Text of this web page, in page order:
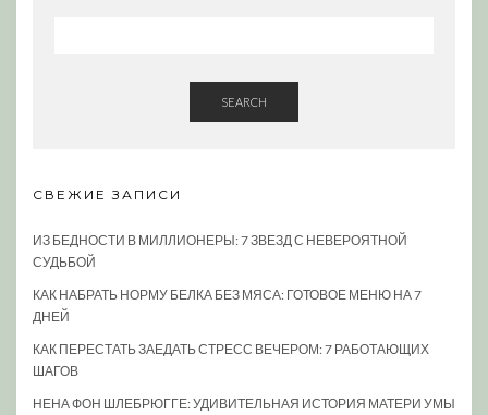
SEARCH
СВЕЖИЕ ЗАПИСИ
ИЗ БЕДНОСТИ В МИЛЛИОНЕРЫ: 7 ЗВЕЗД С НЕВЕРОЯТНОЙ
СУДЬБОЙ
КАК НАБРАТЬ НОРМУ БЕЛКА БЕЗ МЯСА: ГОТОВОЕ МЕНЮ НА 7
ДНЕЙ
КАК ПЕРЕСТАТЬ ЗАЕДАТЬ СТРЕСС ВЕЧЕРОМ: 7 РАБОТАЮЩИХ
ШАГОВ
НЕНА ФОН ШЛЕБРЮГГЕ: УДИВИТЕЛЬНАЯ ИСТОРИЯ МАТЕРИ УМЫ